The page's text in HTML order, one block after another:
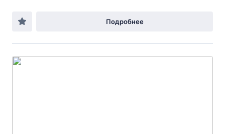
Подробнее